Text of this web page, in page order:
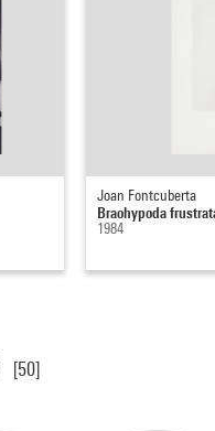
Joan Fontcuberta
Braohypoda
1984
[50]